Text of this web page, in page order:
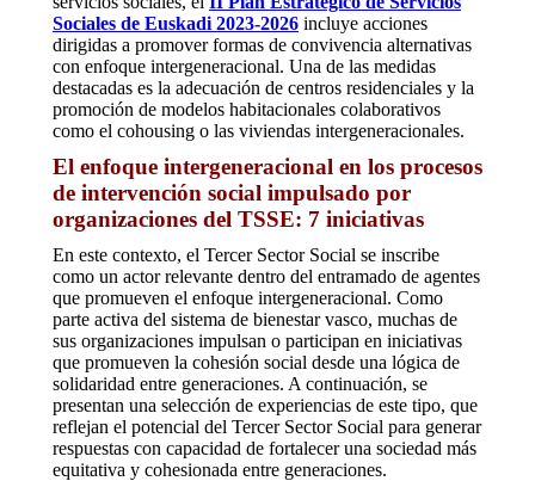
Sociales de Euskadi 2023-2026 incluye acciones
dirigidas a promover formas de convivencia alternativas
con enfoque intergeneracional. Una de las medidas
destacadas es la adecuación de centros residenciales y la
promoción de modelos habitacionales colaborativos
como el cohousing o las viviendas intergeneracionales.
El enfoque intergeneracional en los procesos
de intervención social impulsado por
organizaciones del TSSE: 7 iniciativas
En este contexto, el Tercer Sector Social se inscribe
como un actor relevante dentro del entramado de agentes
que promueven el enfoque intergeneracional. Como
parte activa del sistema de bienestar vasco, muchas de
sus organizaciones impulsan o participan en iniciativas
que promueven la cohesión social desde una lógica de
solidaridad entre generaciones. A continuación, se
presentan una selección de experiencias de este tipo, que
reflejan el potencial del Tercer Sector Social para generar
respuestas con capacidad de fortalecer una sociedad más
equitativa y cohesionada entre generaciones.